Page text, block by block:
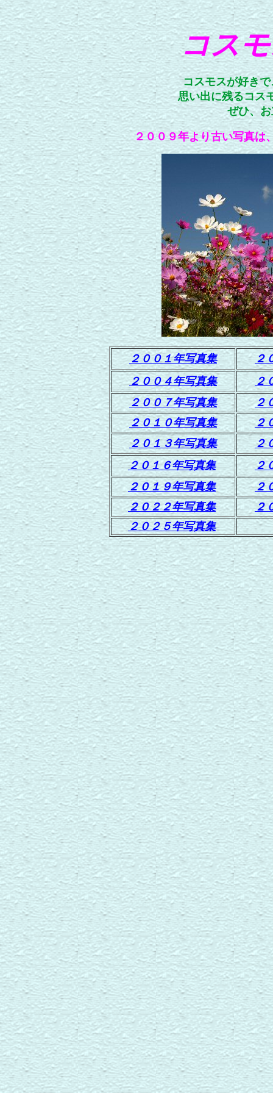
コス
コスモスが好き
思い出に残るコス
ぜひ、
２００９年より古い写真は
２００１年写真集
２
２００４年写真集
２
２００７年写真集
２
２０１０年写真集
２
２０１３年写真集
２
２０１６年写真集
２
２０１９年写真集
２
２０２２年写真集
２
２０２５年写真集